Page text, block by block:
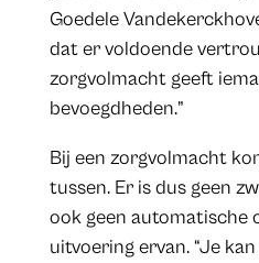
Goedele
dat er voldoende
zorgvolmacht geeft
bevoegdheden.”
Bij een zorgvolmacht
tussen. Er is dus geen
ook geen automatische
uitvoering ervan. “Je